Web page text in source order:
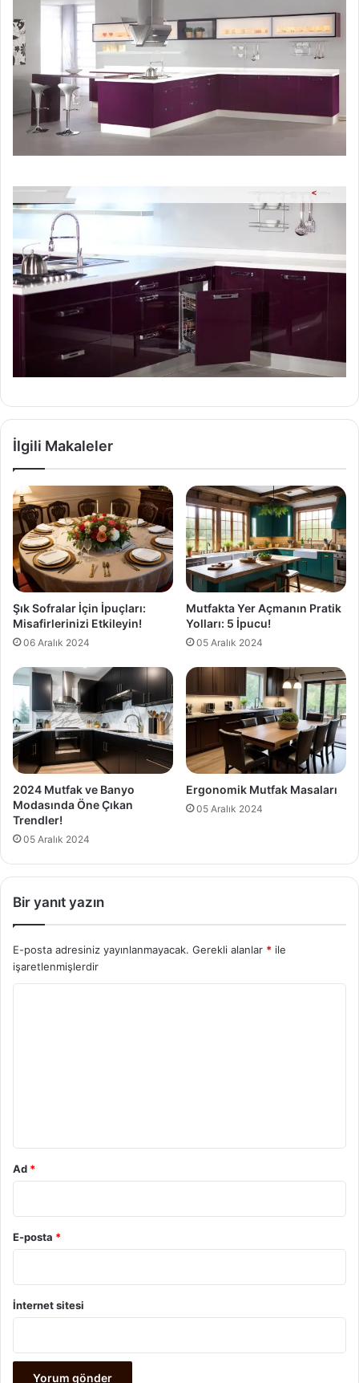
İlgili Makaleler
Şık Sofralar İçin İpuçları:
Misafirlerinizi Etkileyin!
06 Aralık 2024
Mutfakta Yer Açmanın Pratik
Yolları: 5 İpucu!
05 Aralık 2024
2024 Mutfak ve Banyo
Modasında Öne Çıkan
Trendler!
05 Aralık 2024
Ergonomik Mutfak Masaları
05 Aralık 2024
Bir yanıt yazın
E-posta adresiniz yayınlanmayacak. Gerekli alanlar * ile
işaretlenmişlerdir
Ad *
E-posta *
İnternet sitesi